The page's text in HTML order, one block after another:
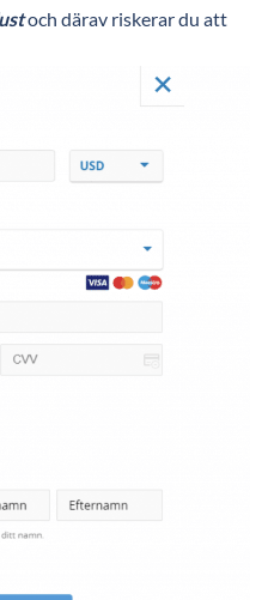
och därav riskerar du att